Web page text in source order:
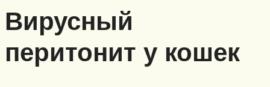
Вирусный
перитонит у кошек